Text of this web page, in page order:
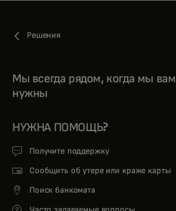
Решения
Мы всегда рядом, когда мы вам
нужны
НУЖНА ПОМОЩЬ?
Получите поддержку
Сообщить об утере или краже карты
Поиск банкомата